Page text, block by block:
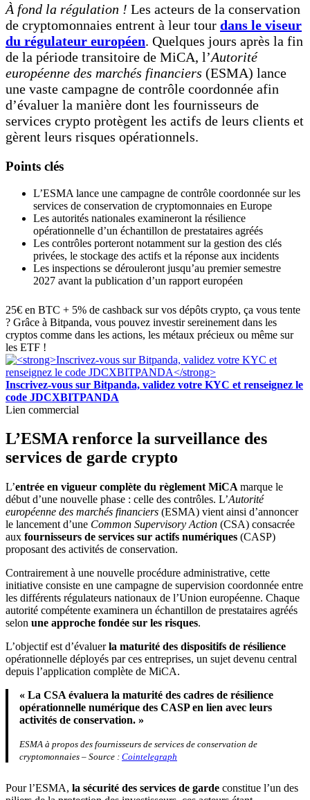
À fond la régulation ! Les acteurs de la conservation
de cryptomonnaies entrent à leur tour dans le viseur
du régulateur européen. Quelques jours après la fin
de la période transitoire de MiCA, l’Autorité
européenne des marchés financiers (ESMA) lance
une vaste campagne de contrôle coordonnée afin
d’évaluer la manière dont les fournisseurs de
services crypto protègent les actifs de leurs clients et
gèrent leurs risques opérationnels.
Points clés
L’ESMA lance une campagne de contrôle coordonnée sur les
services de conservation de cryptomonnaies en Europe
Les autorités nationales examineront la résilience
opérationnelle d’un échantillon de prestataires agréés
Les contrôles porteront notamment sur la gestion des clés
privées, le stockage des actifs et la réponse aux incidents
Les inspections se dérouleront jusqu’au premier semestre
2027 avant la publication d’un rapport européen
25€ en BTC + 5% de cashback sur vos dépôts crypto, ça vous tente
? Grâce à Bitpanda, vous pouvez investir sereinement dans les
cryptos comme dans les actions, les métaux précieux ou même sur
les ETF !
Inscrivez-vous sur Bitpanda, validez votre KYC et renseignez le
code JDCXBITPANDA
Lien commercial
L’ESMA renforce la surveillance des
services de garde crypto
L’entrée en vigueur complète du règlement MiCA marque le
début d’une nouvelle phase : celle des contrôles. L’Autorité
européenne des marchés financiers (ESMA) vient ainsi d’annoncer
le lancement d’une Common Supervisory Action (CSA) consacrée
aux fournisseurs de services sur actifs numériques (CASP)
proposant des activités de conservation.
Contrairement à une nouvelle procédure administrative, cette
initiative consiste en une campagne de supervision coordonnée entre
les différents régulateurs nationaux de l’Union européenne. Chaque
autorité compétente examinera un échantillon de prestataires agréés
selon une approche fondée sur les risques.
L’objectif est d’évaluerla maturité des dispositifs de résilience
opérationnelle déployés par ces entreprises, un sujet devenu central
depuis l’application complète de MiCA.
« La CSA évaluera la maturité des cadres de résilience
opérationnelle numérique des CASP en lien avec leurs
activités de conservation. »
ESMA à propos des fournisseurs de services de conservation de
cryptomonnaies – Source : Cointelegraph
Pour l’ESMA, la sécurité des services de garde constitue l’un des